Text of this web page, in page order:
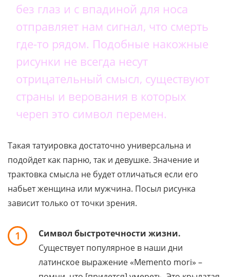
без глаз и с впадиной для носа
отправляет нам сигнал, что смерть
где-то рядом. Подобные накожные
рисунки не всегда несут
отрицательный смысл, существуют
страны и верования в которых
череп это символ перемен.
Такая татуировка достаточно универсальна и
подойдет как парню, так и девушке. Значение и
трактовка смысла не будет отличаться если его
набьет женщина или мужчина. Посыл рисунка
зависит только от точки зрения.
1
Символ быстротечности жизни.
Существует популярное в наши дни
латинское выражение «Memento mori» –